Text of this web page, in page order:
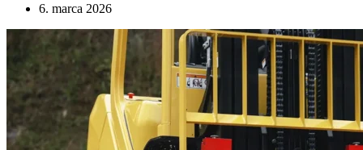
6. marca 2026